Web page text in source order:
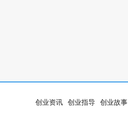
创业资讯 创业指导 创业故事